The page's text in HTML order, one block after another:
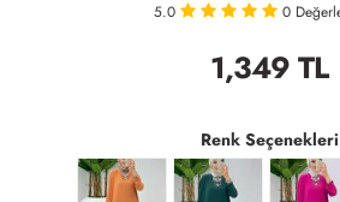
5.0 0
1,349TL
Renk Seçenekleri